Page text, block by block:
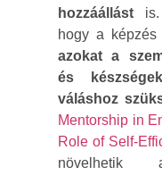
hozzáállást is.
hogy a
azokat a
és
váláshoz
Mentorship in
Role of Self-